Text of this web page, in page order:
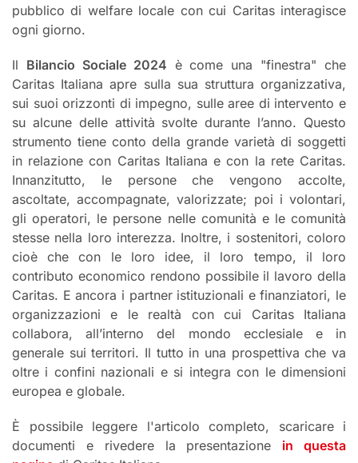
pubblico di welfare locale con cui Caritas interagisce
ogni giorno.
Il Bilancio Sociale 2024 è come una "finestra" che
Caritas Italiana apre sulla sua struttura organizzativa,
sui suoi orizzonti di impegno, sulle aree di intervento e
su alcune delle attività svolte durante l’anno. Questo
strumento tiene conto della grande varietà di soggetti
in relazione con Caritas Italiana e con la rete Caritas.
Innanzitutto, le persone che vengono accolte,
ascoltate, accompagnate, valorizzate; poi i volontari,
gli operatori, le persone nelle comunità e le comunità
stesse nella loro interezza. Inoltre, i sostenitori, coloro
cioè che con le loro idee, il loro tempo, il loro
contributo economico rendono possibile il lavoro della
Caritas. E ancora i partner istituzionali e finanziatori, le
organizzazioni e le realtà con cui Caritas Italiana
collabora, all’interno del mondo ecclesiale e in
generale sui territori. Il tutto in una prospettiva che va
oltre i confini nazionali e si integra con le dimensioni
europea e globale.
È possibile leggere l'articolo completo, scaricare i
documenti e rivedere la presentazione in questa